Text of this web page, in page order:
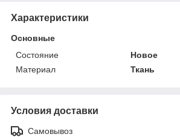
Характеристики
Основные
Состояние
Новое
Материал
Ткань
Условия доставки
Самовывоз